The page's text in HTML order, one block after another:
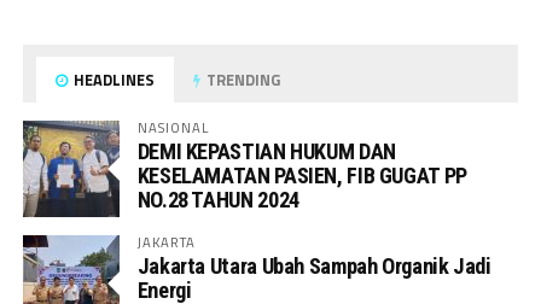
HEADLINES TRENDING
NASIONAL
DEMI KEPASTIAN HUKUM DAN
KESELAMATAN PASIEN, FIB GUGAT PP
NO.28 TAHUN 2024
JAKARTA
Jakarta Utara Ubah Sampah Organik Jadi
Energi